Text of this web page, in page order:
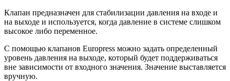
Клапан предназначен для стабилизации давления на входе и
на выходе и используется, когда давление в системе слишком
высокое либо переменное.
С помощью клапанов Europress можно задать определенный
уровень давления на выходе, который будет поддерживаться
вне зависимости от входного значения. Значение выставляется
вручную.